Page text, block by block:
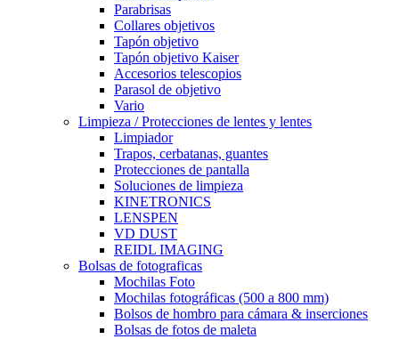
Parabrisas
Collares objetivos
Tapón objetivo
Tapón objetivo Kaiser
Accesorios telescopios
Parasol de objetivo
Vario
Limpieza / Protecciones de lentes y lentes
Limpiador
Trapos, cerbatanas, guantes
Protecciones de pantalla
Soluciones de limpieza
KINETRONICS
LENSPEN
VD DUST
REIDL IMAGING
Bolsas de fotograficas
Mochilas Foto
Mochilas fotográficas (500 a 800 mm)
Bolsos de hombro para cámara & inserciones
Bolsas de fotos de maleta